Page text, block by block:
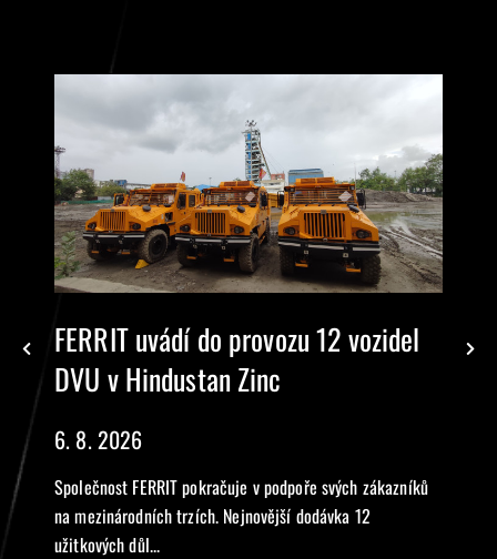
FERRIT uvádí do provozu 12 vozidel
DVU v Hindustan Zinc
6. 8. 2026
Společnost FERRIT pokračuje v podpoře svých zákazníků
na mezinárodních trzích. Nejnovější dodávka 12
užitkových důl...